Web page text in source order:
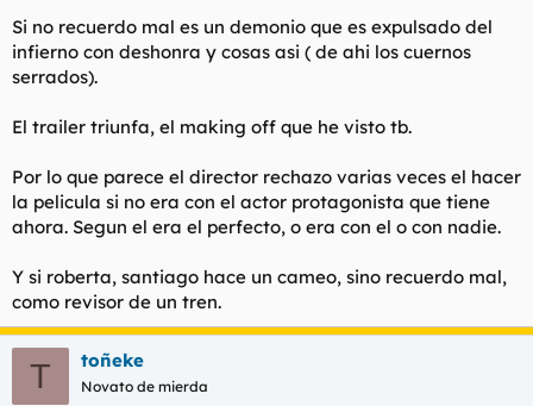
Si no recuerdo mal es un demonio que es expulsado del
infierno con deshonra y cosas asi ( de ahi los cuernos
serrados).
El trailer triunfa, el making off que he visto tb.
Por lo que parece el director rechazo varias veces el hacer
la pelicula si no era con el actor protagonista que tiene
ahora. Segun el era el perfecto, o era con el o con nadie.
Y si roberta, santiago hace un cameo, sino recuerdo mal,
como revisor de un tren.
T toñeke
Novato de mierda